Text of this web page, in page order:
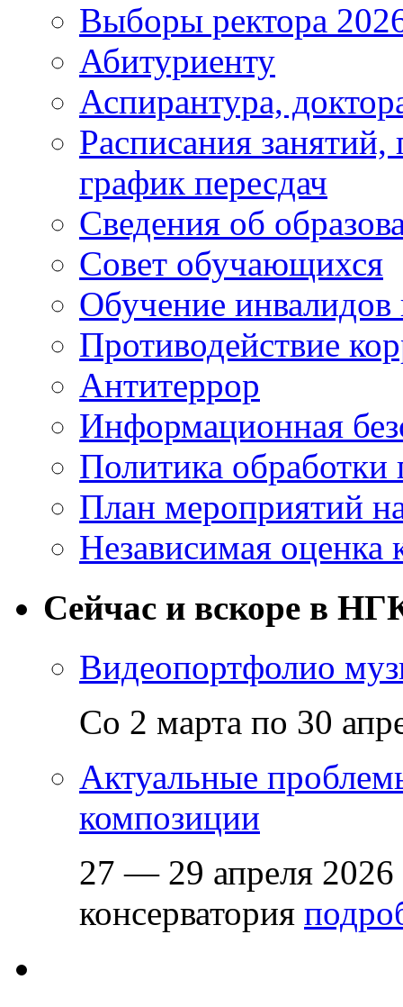
Выборы ректора
Абитуриенту
Аспирантура,
Расписания
график пересдач
Сведения об
Совет обучающихся
Обучение
Противодействие
Антитеррор
Информационная
Политика
План мероприятий
Независимая оценка
Сейчас и вскоре в
Видеопортфолио
Со 2 марта по 30
Актуальные
композиции
27 — 29 апреля 2026
консерватория